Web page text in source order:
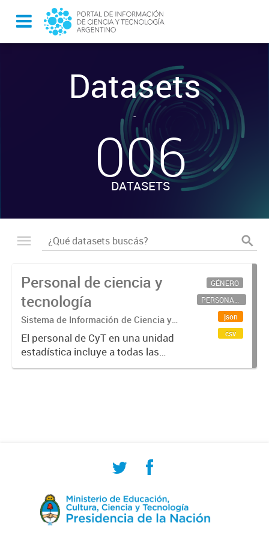
Datasets
-
006
DATASETS
Personal de ciencia y
tecnología
Sistema de Información de Ciencia y
Tecnología Argentino (SICYTAR)
El personal de CyT en una unidad
estadística incluye a todas las
personas involucradas
GÉNERO
PERSONAL CIENTÍFICO-TECNOLÓGICO
json
csv